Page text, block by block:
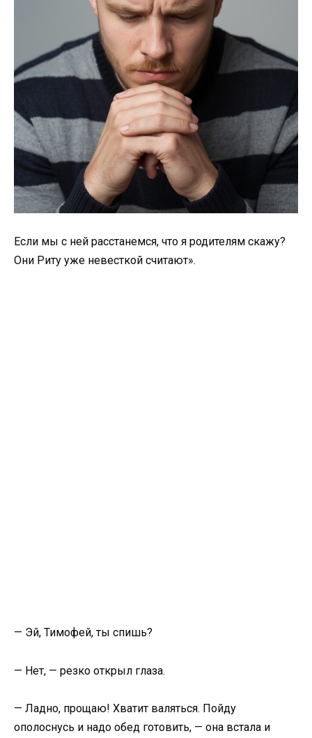
Если мы с ней расстанемся, что я родителям скажу?
Они Риту уже невесткой считают».
— Эй, Тимофей, ты спишь?
— Нет, — резко открыл глаза.
— Ладно, прощаю! Хватит валяться. Пойду
ополоснусь и надо обед готовить, — она встала и